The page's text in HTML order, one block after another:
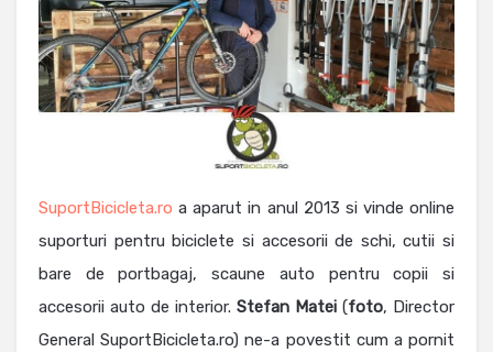
SuportBicicleta.ro a aparut in anul 2013 si vinde online
suporturi pentru biciclete si accesorii de schi, cutii si
bare de portbagaj, scaune auto pentru copii si
accesorii auto de interior. Stefan Matei (foto, Director
General SuportBicicleta.ro) ne-a povestit cum a pornit